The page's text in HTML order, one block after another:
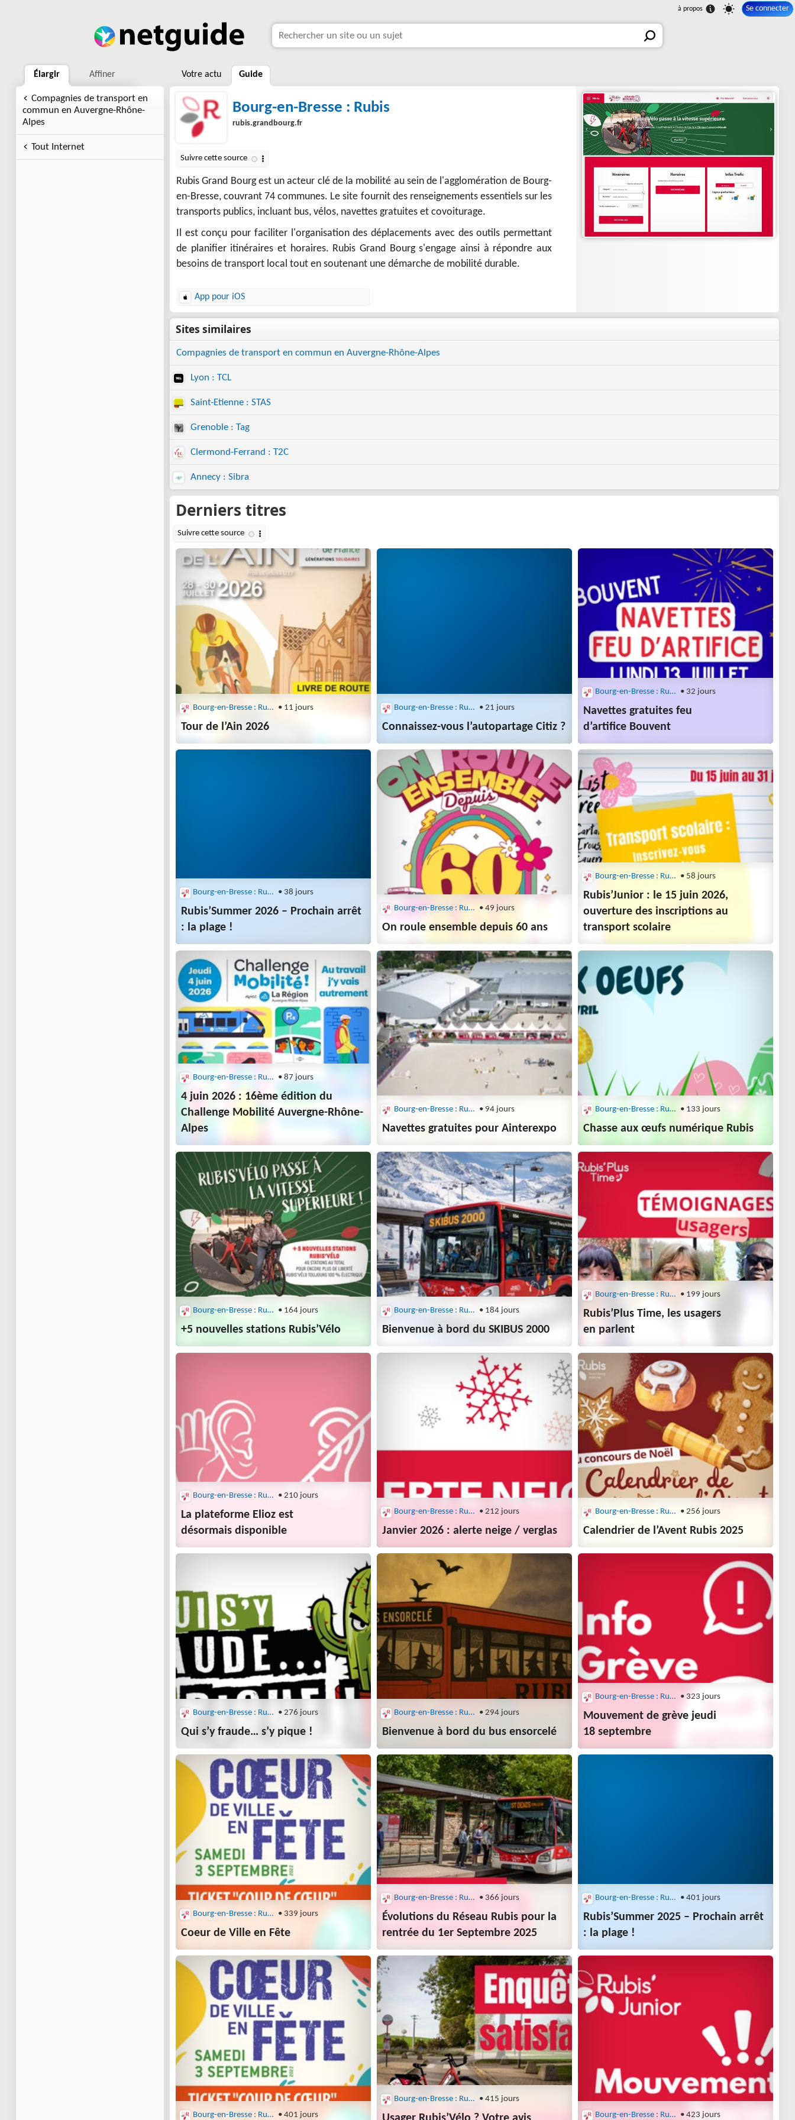
Se connecter
Élargir Affiner
Compagnies de transport en
commun en Auvergne-Rhône-
Alpes
Tout Internet
Votre actu Guide
Bourg-en-Bresse : Rubis
rubis.grandbourg.fr
Rubis Grand Bourg est un acteur clé de la mobilité au sein de l'agglomération de Bourg-
en-Bresse, couvrant 74 communes. Le site fournit des renseignements essentiels sur les
transports publics, incluant bus, vélos, navettes gratuites et covoiturage.
Il est conçu pour faciliter l'organisation des déplacements avec des outils permettant
de planifier itinéraires et horaires. Rubis Grand Bourg s'engage ainsi à répondre aux
besoins de transport local tout en soutenant une démarche de mobilité durable.
App pour iOS
Compagnies de transport en commun en Auvergne-Rhône-Alpes
Lyon : TCL
Saint-Etienne : STAS
Grenoble : Tag
Clermond-Ferrand : T2C
Annecy : Sibra
Bourg-en-Bresse : Rubis • 11 jours
Tour de l’Ain 2026
Bourg-en-Bresse : Rubis • 21 jours
Connaissez-vous l’autopartage Citiz ?
Bourg-en-Bresse : Rubis • 32 jours
Navettes gratuites feu
d’artifice Bouvent
Bourg-en-Bresse : Rubis • 38 jours
Rubis’Summer 2026 – Prochain arrêt
: la plage !
Bourg-en-Bresse : Rubis • 49 jours
On roule ensemble depuis 60 ans
Bourg-en-Bresse : Rubis • 58 jours
Rubis’Junior : le 15 juin 2026,
ouverture des inscriptions au
transport scolaire
Bourg-en-Bresse : Rubis • 87 jours
4 juin 2026 : 16ème édition du
Challenge Mobilité Auvergne-Rhône-
Alpes
Bourg-en-Bresse : Rubis • 94 jours
Navettes gratuites pour Ainterexpo
Bourg-en-Bresse : Rubis • 133 jours
Chasse aux œufs numérique Rubis
Bourg-en-Bresse : Rubis • 164 jours
+5 nouvelles stations Rubis’Vélo
Bourg-en-Bresse : Rubis • 184 jours
Bienvenue à bord du SKIBUS 2000
Bourg-en-Bresse : Rubis • 199 jours
Rubis’Plus Time, les usagers
en parlent
Bourg-en-Bresse : Rubis • 210 jours
La plateforme Elioz est
désormais disponible
Bourg-en-Bresse : Rubis • 212 jours
Janvier 2026 : alerte neige / verglas
Bourg-en-Bresse : Rubis • 256 jours
Calendrier de l’Avent Rubis 2025
Bourg-en-Bresse : Rubis • 276 jours
Qui s’y fraude… s’y pique !
Bourg-en-Bresse : Rubis • 294 jours
Bienvenue à bord du bus ensorcelé
Bourg-en-Bresse : Rubis • 323 jours
Mouvement de grève jeudi
18 septembre
Bourg-en-Bresse : Rubis • 339 jours
Coeur de Ville en Fête
Bourg-en-Bresse : Rubis • 366 jours
Évolutions du Réseau Rubis pour la
rentrée du 1er Septembre 2025
Bourg-en-Bresse : Rubis • 401 jours
Rubis’Summer 2025 – Prochain arrêt
: la plage !
Bourg-en-Bresse : Rubis • 401 jours
Bourg-en-Bresse : Rubis • 415 jours
Bourg-en-Bresse : Rubis • 423 jours